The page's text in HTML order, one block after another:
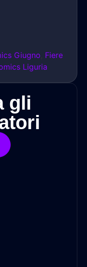
Giugno Fiere
Liguria
gli